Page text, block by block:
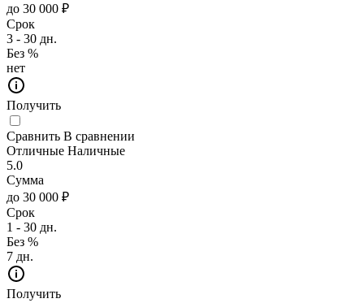
до 30 000 ₽
Срок
3 - 30 дн.
Без %
нет
Получить
Сравнить В сравнении
Отличные Наличные
5.0
Сумма
до 30 000 ₽
Срок
1 - 30 дн.
Без %
7 дн.
Получить